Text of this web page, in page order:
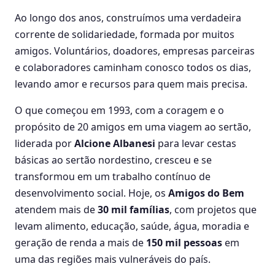
Ao longo dos anos, construímos uma verdadeira
corrente de solidariedade, formada por muitos
amigos. Voluntários, doadores, empresas parceiras
e colaboradores caminham conosco todos os dias,
levando amor e recursos para quem mais precisa.
O que começou em 1993, com a coragem e o
propósito de 20 amigos em uma viagem ao sertão,
liderada porAlcione Albanesi para levar cestas
básicas ao sertão nordestino, cresceu e se
transformou em um trabalho contínuo de
desenvolvimento social. Hoje, os Amigos do Bem
atendem mais de30 mil famílias, com projetos que
levam alimento, educação, saúde, água, moradia e
geração de renda a mais de 150 mil pessoasem
uma das regiões mais vulneráveis do país.